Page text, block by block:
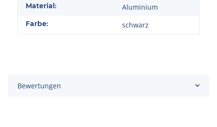
Material: Aluminium
Farbe: schwarz
Bewertungen